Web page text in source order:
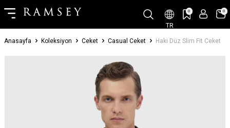
TR
0 0
Anasayfa Koleksiyon Ceket Casual Ceket Haki Düz Slim Fit Ceket